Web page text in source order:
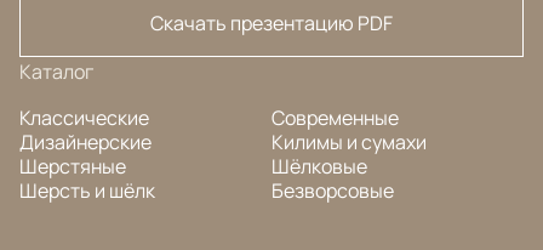
Скачать презентацию PDF
Каталог
Классические
Дизайнерские
Шерстяные
Шерсть и шёлк
Современные
Килимы и сумахи
Шёлковые
Безворсовые